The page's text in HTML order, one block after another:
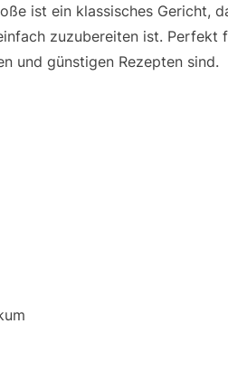
ist ein klassisches Gericht,
zuzubereiten ist. Perfekt
und günstigen Rezepten sind.